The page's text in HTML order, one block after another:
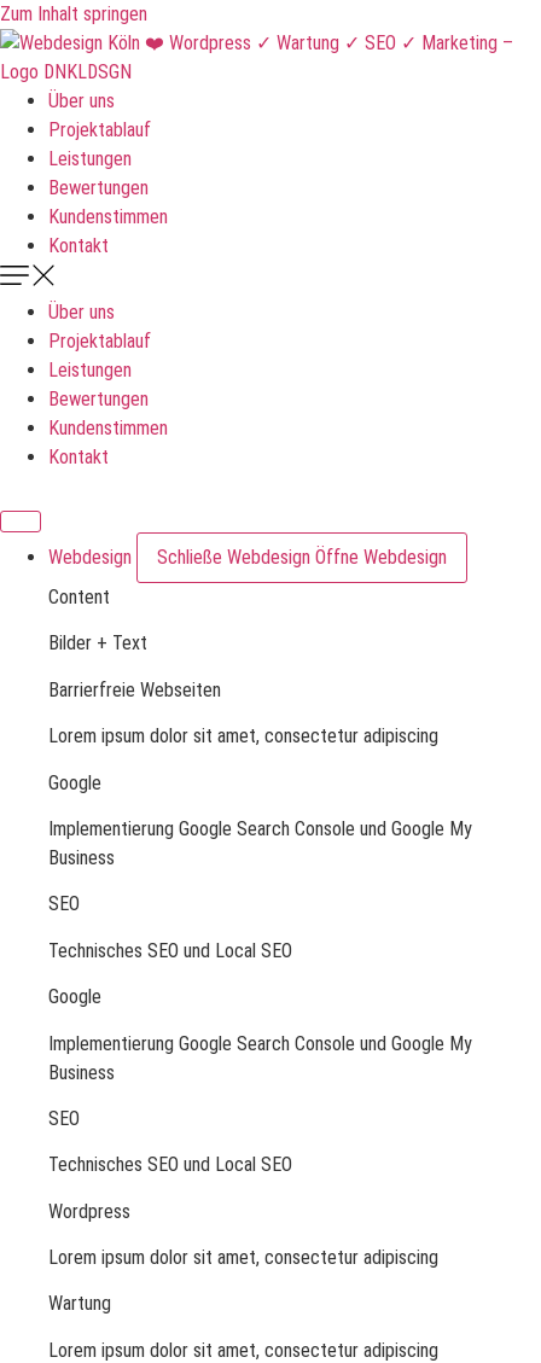
Zum Inhalt springen
Über uns
Projektablauf
Leistungen
Bewertungen
Kundenstimmen
Kontakt
Über uns
Projektablauf
Leistungen
Bewertungen
Kundenstimmen
Kontakt
Webdesign Schließe Webdesign Öffne Webdesign
Content
Bilder + Text
Barrierfreie Webseiten
Lorem ipsum dolor sit amet, consectetur adipiscing
Google
Implementierung Google Search Console und Google My
Business
SEO
Technisches SEO und Local SEO
Google
Implementierung Google Search Console und Google My
Business
SEO
Technisches SEO und Local SEO
Wordpress
Lorem ipsum dolor sit amet, consectetur adipiscing
Wartung
Lorem ipsum dolor sit amet, consectetur adipiscing